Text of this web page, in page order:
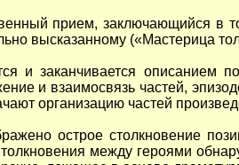
прием, заключающийся в
высказанному («Мастерица
и заканчивается описанием
и взаимосвязь частей,
организацию частей
острое столкновение
между героями